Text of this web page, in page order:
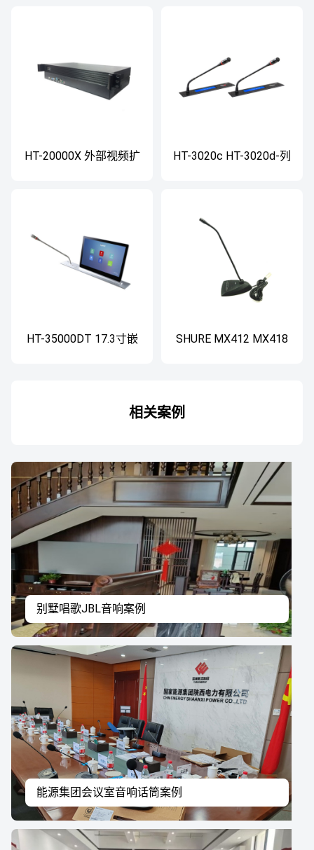
HT-20000X 外部视频扩
HT-3020c HT-3020d-列
HT-35000DT 17.3寸嵌
SHURE MX412 MX418
相关案例
别墅唱歌JBL音响案例
能源集团会议室音响话筒案例